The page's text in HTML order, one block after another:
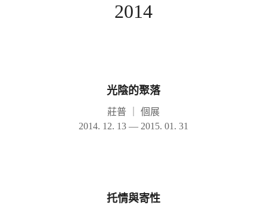
2014
光陰的聚落
莊普
個展
2014. 12. 13 — 2015. 01. 31
托情與寄性